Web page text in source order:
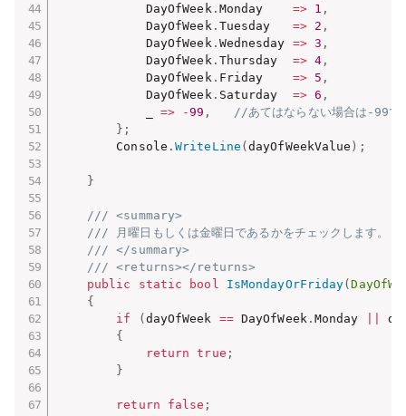
            DayOfWeek
. Monday => 1 ,
            DayOfWeek
. Tuesday => 2 ,
            DayOfWeek
. Wednesday => 3 ,
            DayOfWeek
. Thursday => 4 ,
            DayOfWeek
. Friday => 5 ,
            DayOfWeek
. Saturday => 6 ,
=> -99 ,
//あてはならない場合は-99
} ;
        Console
.WriteLine (dayOfWeekValue ) ;
}
/// <summary>
/// 月曜日もしくは金曜日であるかをチェックします。
/// </summary>
/// <returns></returns>
public
static bool IsMondayOrFriday(
{
if
( dayOfWeek == DayOfWeek . Monday
{
return
true ;
}
return false ;